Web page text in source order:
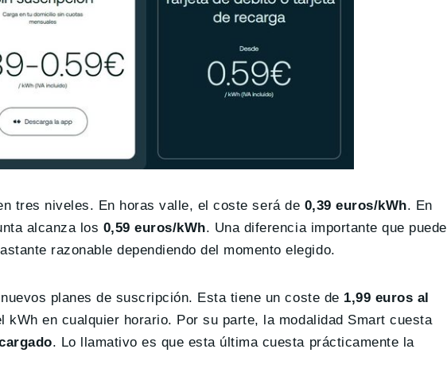
tres niveles. En horas valle, el coste será de 0,39 euros/kWh. En
alcanza los 0,59 euros/kWh. Una diferencia importante que puede
razonable dependiendo del momento elegido.
planes de suscripción. Esta tiene un coste de 1,99 euros al
en cualquier horario. Por su parte, la modalidad Smart cuesta
. Lo llamativo es que esta última cuesta prácticamente la